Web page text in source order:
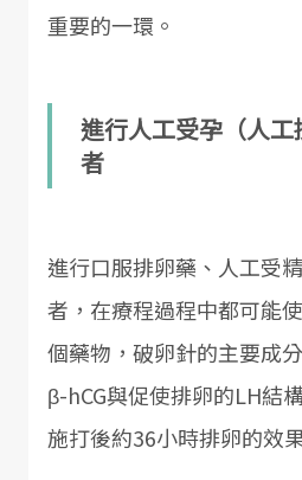
重要的一環。
進行人工受孕（人工
者
進行口服排卵藥、人工受
者，在療程過程中都可能
個藥物，破卵針的主要成
β-hCG與促使排卵的LH結
施打後約36小時排卵的效